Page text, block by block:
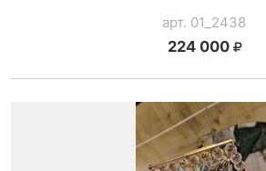
арт. 01_2438
224 000